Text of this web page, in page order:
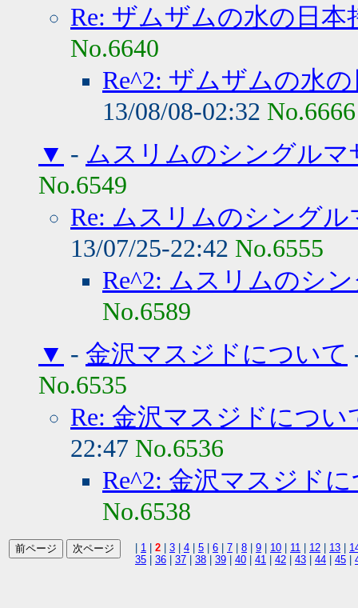
Re: ザムザムの水の日本
No.6640
Re^2: ザムザムの水
13/08/08-02:32 No.6666
▼ - ムスリムのシングルマ
No.6549
Re: ムスリムのシングル
13/07/25-22:42 No.6555
Re^2: ムスリムのシ
No.6589
▼ - 金沢マスジドについて
No.6535
Re: 金沢マスジドについ
22:47 No.6536
Re^2: 金沢マスジド
No.6538
1 2 3 4 5 6 7 8 9 10 11 12 13
35
36 37 38 39 40 41 42 43 44 45